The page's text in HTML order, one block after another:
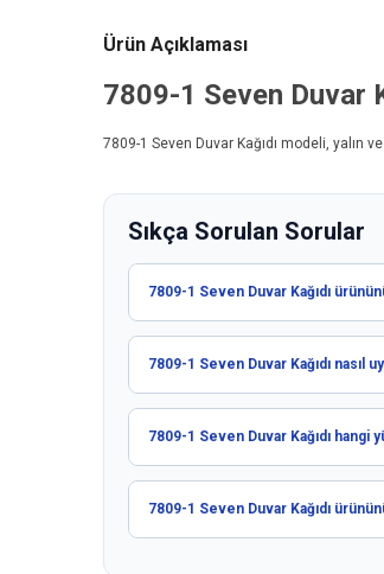
Ürün Açıklaması
7809-1 Seven Duvar
7809-1 Seven Duvar Kağıdı modeli, yalın
Sıkça Sorulan Sorular
7809-1 Seven Duvar Kağıdı
7809-1 Seven Duvar Kağıdı nasıl
7809-1 Seven Duvar Kağıdı hangi
7809-1 Seven Duvar Kağıdı